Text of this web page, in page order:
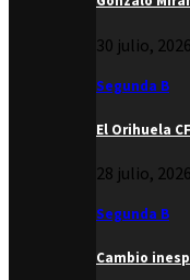
30 julio, 2026
Segunda B
El Orihuela
28 julio, 2026
Segunda B
Cambio